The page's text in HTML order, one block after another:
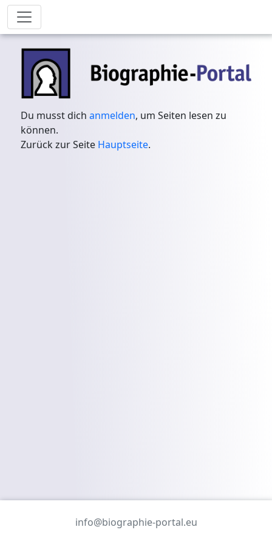
Du musst dichanmelden, um Seiten lesen zu
können.
Zurück zur Seite Hauptseite.
info@biographie-portal.eu